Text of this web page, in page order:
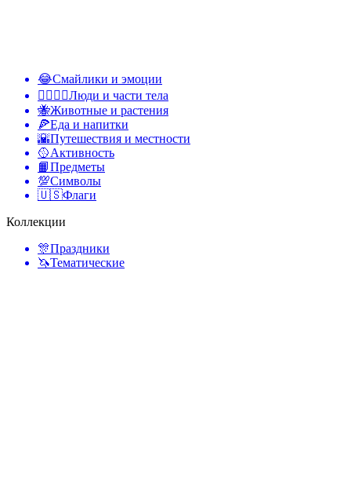
😂Смайлики и эмоции
👩‍❤️‍💋‍👨Люди и части тела
🐝Животные и растения
🍕Еда и напитки
🌇Путешествия и местности
🥎Активность
📙Предметы
💯Символы
🇺🇸Флаги
Коллекции
🎊Праздники
🦄Тематические